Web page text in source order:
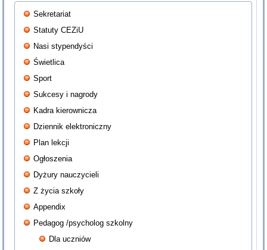
Sekretariat
Statuty CEZiU
Nasi stypendyści
Świetlica
Sport
Sukcesy i nagrody
Kadra kierownicza
Dziennik elektroniczny
Plan lekcji
Ogłoszenia
Dyżury nauczycieli
Z życia szkoły
Appendix
Pedagog /psycholog szkolny
Dla uczniów